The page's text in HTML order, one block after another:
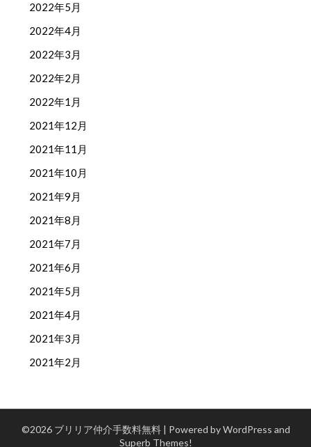
2022年5月
2022年4月
2022年3月
2022年2月
2022年1月
2021年12月
2021年11月
2021年10月
2021年9月
2021年8月
2021年7月
2021年6月
2021年5月
2021年4月
2021年3月
2021年2月
©2026 ブリリア仲介手数料無料 | Powered by WordPress and
Superb Themes!